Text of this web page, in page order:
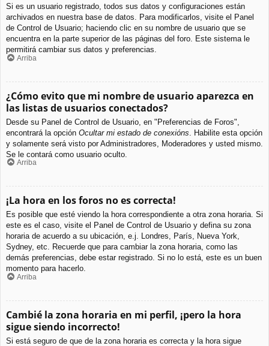
Si es un usuario registrado, todos sus datos y configuraciones están
archivados en nuestra base de datos. Para modificarlos, visite el Panel
de Control de Usuario; haciendo clic en su nombre de usuario que se
encuentra en la parte superior de las páginas del foro. Este sistema le
permitirá cambiar sus datos y preferencias.
Arriba
¿Cómo evito que mi nombre de usuario aparezca en
las listas de usuarios conectados?
Desde su Panel de Control de Usuario, en "Preferencias de Foros",
encontrará la opción Ocultar mi estado de conexións . Habilite esta opción
y solamente será visto por Administradores, Moderadores y usted mismo.
Se le contará como usuario oculto.
Arriba
¡La hora en los foros no es correcta!
Es posible que esté viendo la hora correspondiente a otra zona horaria. Si
este es el caso, visite el Panel de Control de Usuario y defina su zona
horaria de acuerdo a su ubicación, e.j. Londres, París, Nueva York,
Sydney, etc. Recuerde que para cambiar la zona horaria, como las
demás preferencias, debe estar registrado. Si no lo está, este es un buen
momento para hacerlo.
Arriba
Cambié la zona horaria en mi perfil, ¡pero la hora
sigue siendo incorrecto!
Si está seguro de que de la zona horaria es correcta y la hora sigue